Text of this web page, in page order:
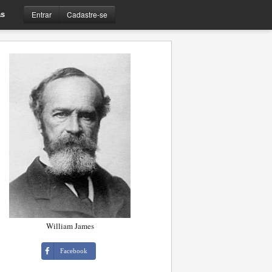
Entrar Cadastre-se
William James
Facebook